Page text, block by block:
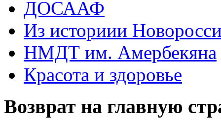
ДОСААФ
Из историии
НМДТ им. Амербекяна
Красота и здоровье
Возврат на главную